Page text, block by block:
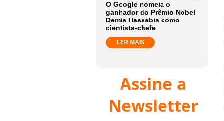
O Google nomeia o
ganhador do Prêmio Nobel
Demis Hassabis como
cientista-chefe
LER MAIS
Assine a
Newsletter